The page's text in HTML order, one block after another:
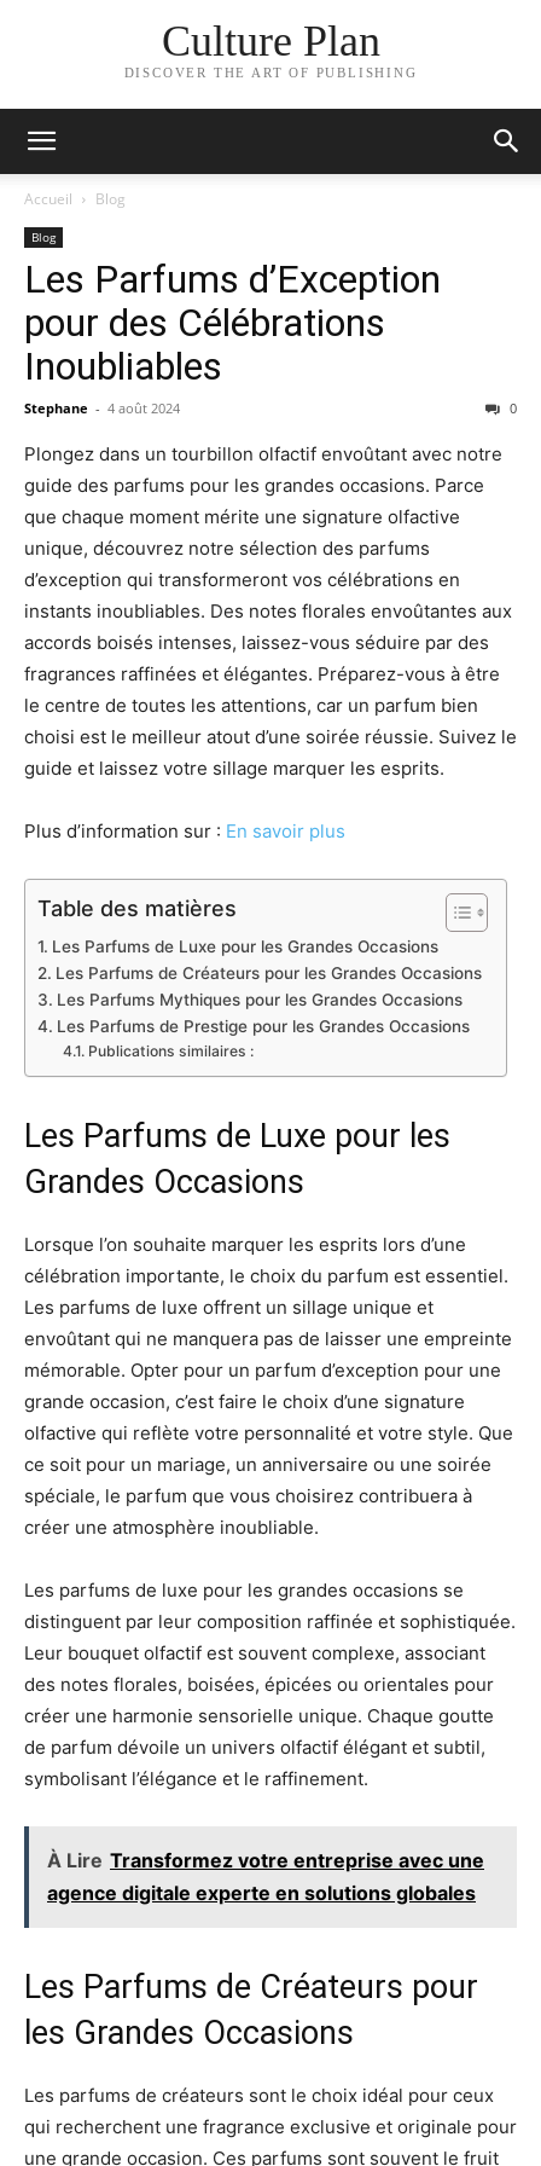
Culture Plan
DISCOVER THE ART OF PUBLISHING
Accueil Blog
Blog
Les Parfums d’Exception
pour des Célébrations
Inoubliables
Stephane - 4 août 2024 0
Plongez dans un tourbillon olfactif envoûtant avec notre
guide des parfums pour les grandes occasions. Parce
que chaque moment mérite une signature olfactive
unique, découvrez notre sélection des parfums
d’exception qui transformeront vos célébrations en
instants inoubliables. Des notes florales envoûtantes aux
accords boisés intenses, laissez-vous séduire par des
fragrances raffinées et élégantes. Préparez-vous à être
le centre de toutes les attentions, car un parfum bien
choisi est le meilleur atout d’une soirée réussie. Suivez le
guide et laissez votre sillage marquer les esprits.
Plus d’information sur : En savoir plus
Table des matières
Les Parfums de Luxe pour les Grandes Occasions
Les Parfums de Créateurs pour les Grandes Occasions
Les Parfums Mythiques pour les Grandes Occasions
Les Parfums de Prestige pour les Grandes Occasions
Publications similaires :
Les Parfums de Luxe pour les
Grandes Occasions
Lorsque l’on souhaite marquer les esprits lors d’une
célébration importante, le choix du parfum est essentiel.
Les parfums de luxe offrent un sillage unique et
envoûtant qui ne manquera pas de laisser une empreinte
mémorable. Opter pour un parfum d’exception pour une
grande occasion, c’est faire le choix d’une signature
olfactive qui reflète votre personnalité et votre style. Que
ce soit pour un mariage, un anniversaire ou une soirée
spéciale, le parfum que vous choisirez contribuera à
créer une atmosphère inoubliable.
Les parfums de luxe pour les grandes occasions se
distinguent par leur composition raffinée et sophistiquée.
Leur bouquet olfactif est souvent complexe, associant
des notes florales, boisées, épicées ou orientales pour
créer une harmonie sensorielle unique. Chaque goutte
de parfum dévoile un univers olfactif élégant et subtil,
symbolisant l’élégance et le raffinement.
À Lire Transformez votre entreprise avec une
agence digitale experte en solutions globales
Les Parfums de Créateurs pour
les Grandes Occasions
Les parfums de créateurs sont le choix idéal pour ceux
qui recherchent une fragrance exclusive et originale pour
une grande occasion. Ces parfums sont souvent le fruit